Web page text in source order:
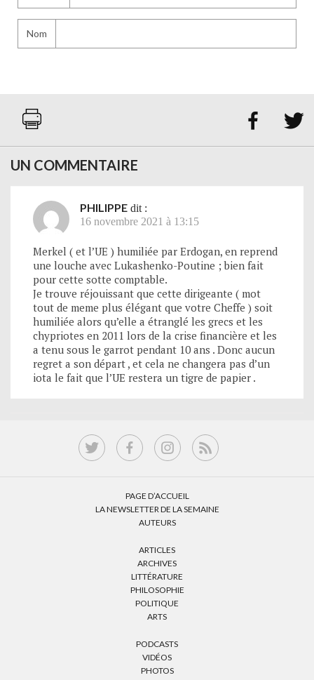
Nom
 
UN COMMENTAIRE
PHILIPPE dit :
16 novembre 2021 à 13:15
Merkel ( et l’UE ) humiliée par Erdogan, en reprend
une louche avec Lukashenko-Poutine ; bien fait
pour cette sotte comptable.
Je trouve réjouissant que cette dirigeante ( mot
tout de meme plus élégant que votre Cheffe ) soit
humiliée alors qu’elle a étranglé les grecs et les
chypriotes en 2011 lors de la crise financière et les
a tenu sous le garrot pendant 10 ans . Donc aucun
regret a son départ , et cela ne changera pas d’un
iota le fait que l’UE restera un tigre de papier .
PAGE D’ACCUEIL
LA NEWSLETTER DE LA SEMAINE
AUTEURS
ARTICLES
ARCHIVES
LITTÉRATURE
PHILOSOPHIE
POLITIQUE
ARTS
PODCASTS
VIDÉOS
PHOTOS